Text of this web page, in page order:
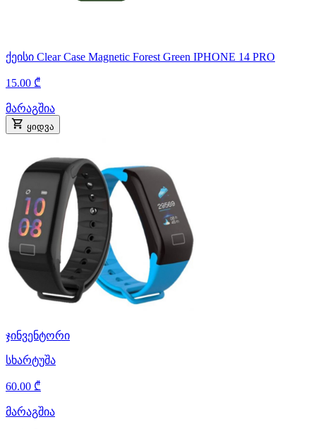
ქეისი Clear Case Magnetic Forest Green IPHONE 14 PRO
15.00 ₾
მარაგშია
ყიდვა
ჯინვენტორი
სხარტუშა
60.00 ₾
მარაგშია